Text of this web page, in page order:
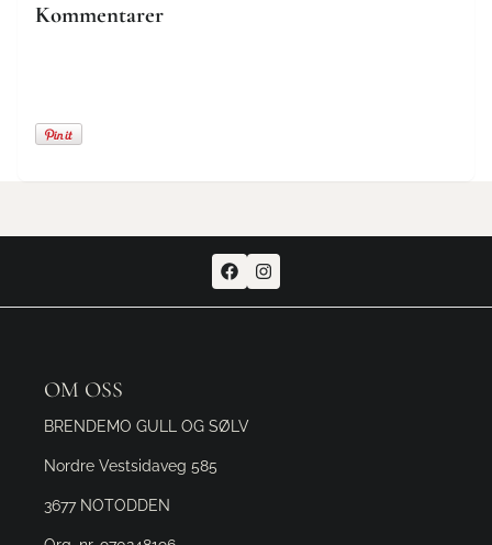
Kommentarer
OM OSS
BRENDEMO GULL OG SØLV
Nordre Vestsidaveg 585
3677 NOTODDEN